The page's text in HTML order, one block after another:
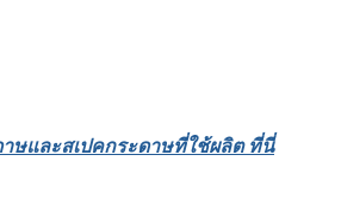
ษและสเปคกระดาษที่ใช้ผลิต ที่นี่